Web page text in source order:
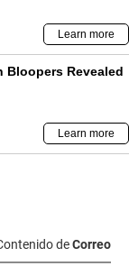
deCorreo